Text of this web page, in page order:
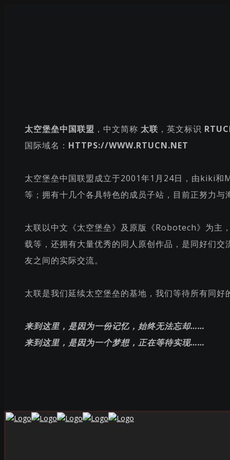
太空堡垒中国联盟 ，中文简称 太联 ，英文标识
国际域名： HTTPS://WWW.RTUCN.NET
太空堡垒中国联盟成立于2001年1月24日，由kiki和
等；拥有十几个各具特色的成员子站，目前正努力
太联以中文《太空堡垒》及原版《Robotech》为主
载等，还拥有大量优秀的同人原创作品，是同好们
友之间的实际交流。
太联是我们延续太空堡垒的基地，我们等待所有同
来到这里，是因为一份记忆，始终无法忘却……
来到这里，是因为一个梦想，正在等待实现……